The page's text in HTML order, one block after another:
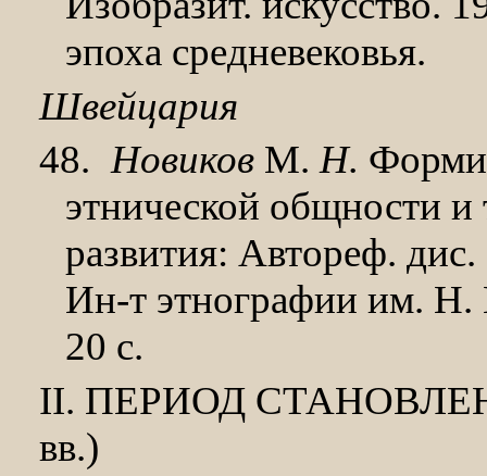
эпоха средневековья.
Швейцария
48. НовиковМ.Н.
этнической общ­ности и
раз­вития: Автореф.
Ин-т этнографии им.
20 с.
II. ПЕРИОД
вв.)